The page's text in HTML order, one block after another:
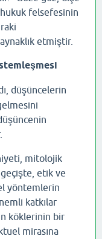
felsefesinin
etmiştir.
düşüncelerin
mitolojik
etik ve
yöntemlerin
katkılar
köklerinin bir
mirasına